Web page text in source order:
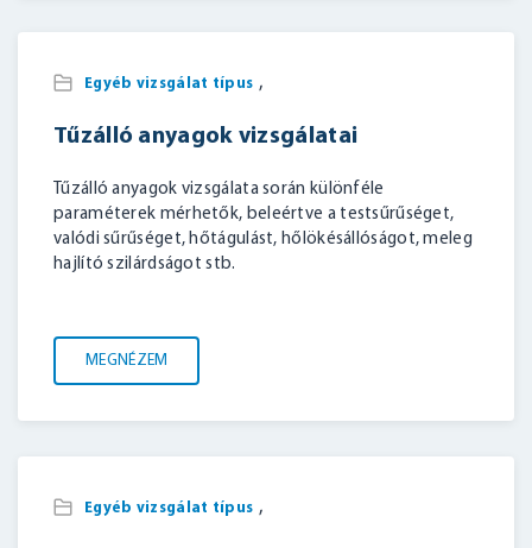
Egyéb vizsgálat típus ,
Tűzálló anyagok vizsgálatai
Tűzálló anyagok vizsgálata során különféle
paraméterek mérhetők, beleértve a testsűrűséget,
valódi sűrűséget, hőtágulást, hőlökésállóságot, meleg
hajlító szilárdságot stb.
MEGNÉZEM
Egyéb vizsgálat típus ,